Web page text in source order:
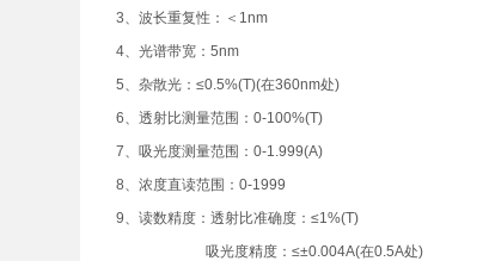
3、波长重复性：＜1nm
4、光谱带宽：5nm
5、杂散光：≤0.5%(T)(在360nm处)
6、透射比测量范围：0-100%(T)
7、吸光度测量范围：0-1.999(A)
8、浓度直读范围：0-1999
9、读数精度：透射比准确度：≤1%(T)
吸光度精度：≤±0.004A(在0.5A处)